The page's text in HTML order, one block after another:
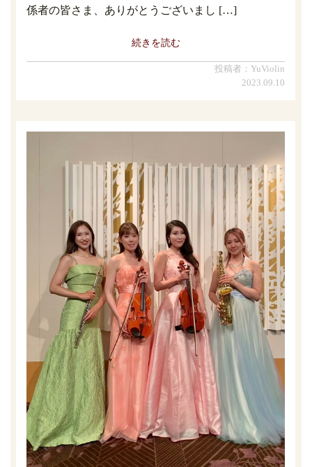
係者の皆さま、ありがとうございまし […]
続きを読む
投稿者：YuViolin
2023.09.10